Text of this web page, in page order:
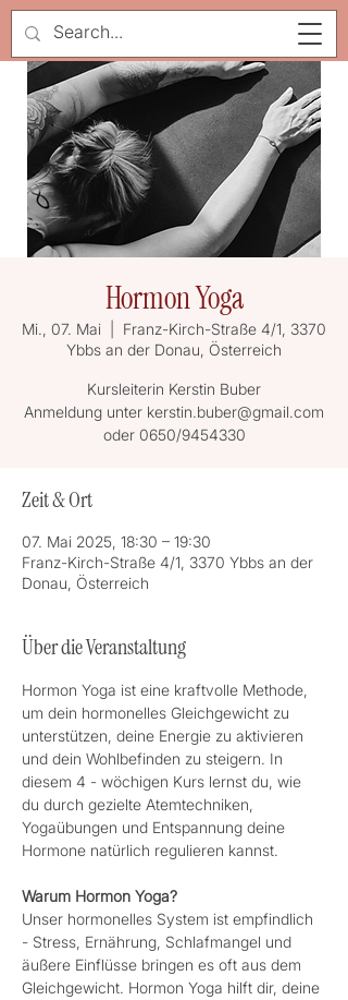
Hormon Yoga
Mi., 07. Mai
Franz-Kirch-Straße 4/1, 3370
Ybbs an der Donau, Österreich
Kursleiterin Kerstin Buber
Anmeldung unter kerstin.buber@gmail.com
oder 0650/9454330
Zeit & Ort
07. Mai 2025, 18:30 – 19:30
Franz-Kirch-Straße 4/1, 3370 Ybbs an der
Donau, Österreich
Über die Veranstaltung
Hormon Yoga ist eine kraftvolle Methode,
um dein hormonelles Gleichgewicht zu
unterstützen, deine Energie zu aktivieren
und dein Wohlbefinden zu steigern. In
diesem 4 - wöchigen Kurs lernst du, wie
du durch gezielte Atemtechniken,
Yogaübungen und Entspannung deine
Hormone natürlich regulieren kannst.
Warum Hormon Yoga?
Unser hormonelles System ist empfindlich
- Stress, Ernährung, Schlafmangel und
äußere Einflüsse bringen es oft aus dem
Gleichgewicht. Hormon Yoga hilft dir, deine